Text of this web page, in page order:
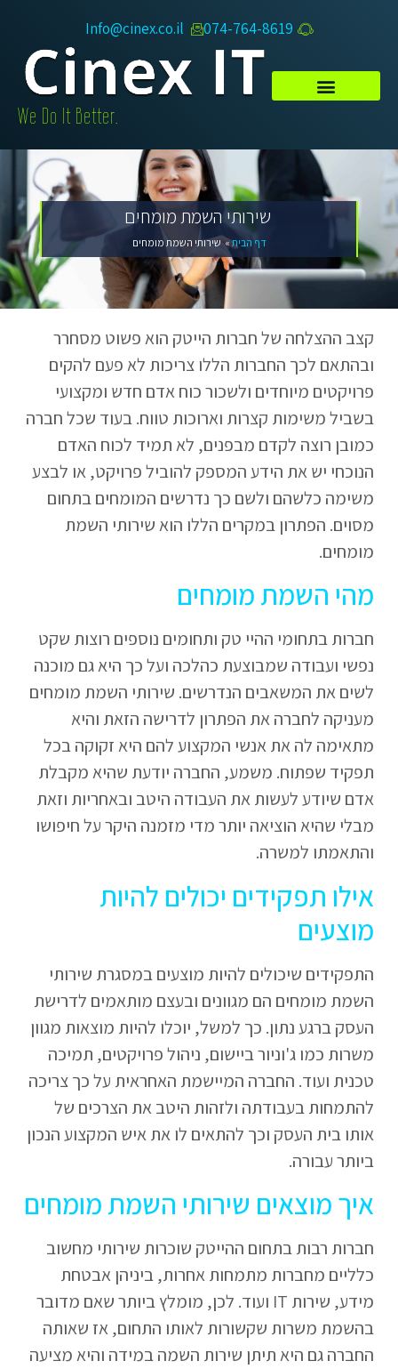
074-764-8619​
Info@cinex.co.il
שירותי השמת מומחים
דף הבית» שירותי השמת מומחים
קצב ההצלחה של חברות הייטק הוא פשוט מסחרר
ובהתאם לכך החברות הללו צריכות לא פעם להקים
פרויקטים מיוחדים ולשכור כוח אדם חדש ומקצועי
בשביל משימות קצרות וארוכות טווח. בעוד שכל חברה
כמובן רוצה לקדם מבפנים, לא תמיד לכוח האדם
הנוכחי יש את הידע המספק להוביל פרויקט, או לבצע
משימה כלשהם ולשם כך נדרשים המומחים בתחום
מסוים. הפתרון במקרים הללו הוא שירותי השמת
מומחים.
מהי השמת מומחים
חברות בתחומי ההיי טק ותחומים נוספים רוצות שקט
נפשי ועבודה שמבוצעת כהלכה ועל כך היא גם מוכנה
לשים את המשאבים הנדרשים. שירותי השמת מומחים
מעניקה לחברה את הפתרון לדרישה הזאת והיא
מתאימה לה את אנשי המקצוע להם היא זקוקה בכל
תפקיד שפתוח. משמע, החברה יודעת שהיא מקבלת
אדם שיודע לעשות את העבודה היטב ובאחריות וזאת
מבלי שהיא הוציאה יותר מדי מזמנה היקר על חיפושו
והתאמתו למשרה.
אילו תפקידים יכולים להיות
מוצעים
התפקידים שיכולים להיות מוצעים במסגרת שירותי
השמת מומחים הם מגוונים ובעצם מותאמים לדרישת
העסק ברגע נתון. כך למשל, יוכלו להיות מוצאות מגוון
משרות כמו ג'וניור ביישום, ניהול פרויקטים, תמיכה
טכנית ועוד. החברה המיישמת האחראית על כך צריכה
להתמחות בעבודתה ולזהות היטב את הצרכים של
אותו בית העסק וכך להתאים לו את איש המקצוע הנכון
ביותר עבורה.
איך מוצאים שירותי השמת מומחים
חברות רבות בתחום ההייטק שוכרות שירותי מחשוב
כלליים מחברות מתמחות אחרות, ביניהן אבטחת
מידע, שירות IT ועוד. לכן, מומלץ ביותר שאם מדובר
בהשמת משרות שקשורות לאותו התחום, אז שאותה
החברה גם היא תיתן שירות השמה במידה והיא מציעה